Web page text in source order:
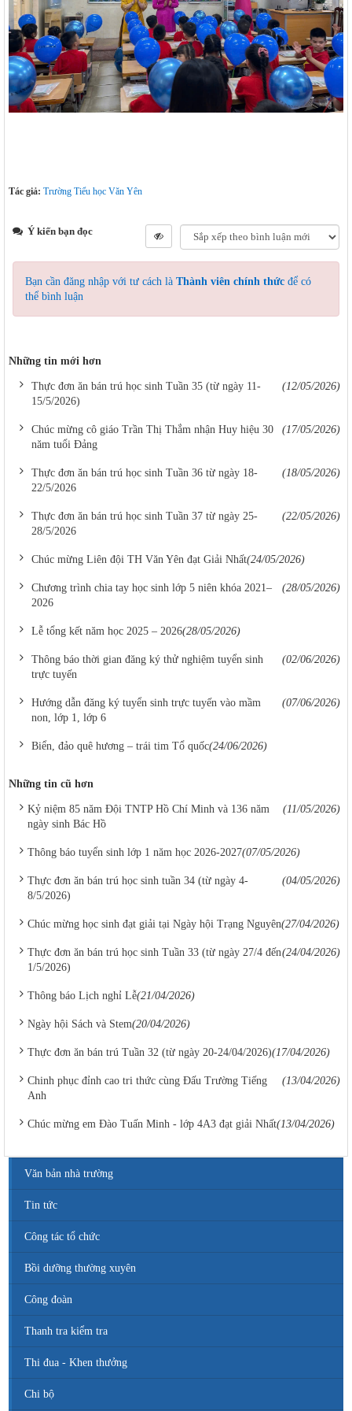
Tác giả: Trường Tiểu học Văn Yên
Ý kiến bạn đọc
Bạn cần đăng nhập với tư cách là Thành viên chính thức để có
thể bình luận
Những tin mới hơn
Thực đơn ăn bán trú học sinh Tuần 35 (từ ngày 11-
15/5/2026)
(12/05/2026)
Chúc mừng cô giáo Trần Thị Thắm nhận Huy hiệu 30
năm tuổi Đảng
(17/05/2026)
Thực đơn ăn bán trú học sinh Tuần 36 từ ngày 18-
22/5/2026
(18/05/2026)
Thực đơn ăn bán trú học sinh Tuần 37 từ ngày 25-
28/5/2026
(22/05/2026)
Chúc mừng Liên đội TH Văn Yên đạt Giải Nhất(24/05/2026)
Chương trình chia tay học sinh lớp 5 niên khóa 2021–
2026
(28/05/2026)
Lễ tổng kết năm học 2025 – 2026(28/05/2026)
Thông báo thời gian đăng ký thử nghiệm tuyển sinh
trực tuyến
(02/06/2026)
Hướng dẫn đăng ký tuyển sinh trực tuyến vào mầm
non, lớp 1, lớp 6
(07/06/2026)
Biển, đảo quê hương – trái tim Tổ quốc(24/06/2026)
Những tin cũ hơn
Kỷ niệm 85 năm Đội TNTP Hồ Chí Minh và 136 năm
ngày sinh Bác Hồ
(11/05/2026)
Thông báo tuyển sinh lớp 1 năm học 2026-2027(07/05/2026)
Thực đơn ăn bán trú học sinh tuần 34 (từ ngày 4-
8/5/2026)
(04/05/2026)
Chúc mừng học sinh đạt giải tại Ngày hội Trạng Nguyên(27/04/2026)
Thực đơn ăn bán trú học sinh Tuần 33 (từ ngày 27/4 đến
1/5/2026)
(24/04/2026)
Thông báo Lịch nghỉ Lễ(21/04/2026)
Ngày hội Sách và Stem(20/04/2026)
Thực đơn ăn bán trú Tuần 32 (từ ngày 20-24/04/2026)(17/04/2026)
Chinh phục đỉnh cao tri thức cùng Đấu Trường Tiếng
Anh
(13/04/2026)
Chúc mừng em Đào Tuấn Minh - lớp 4A3 đạt giải Nhất(13/04/2026)
Văn bản nhà trường
Tin tức
Công tác tổ chức
Bồi dưỡng thường xuyên
Công đoàn
Thanh tra kiểm tra
Thi đua - Khen thưởng
Chi bộ
Kế hoạch tuyển sinh vào các trường MN, TH, THCS năm học